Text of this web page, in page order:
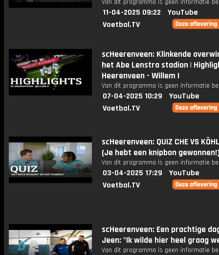
Van dit programma is geen informatie
11-04-2025 09:22
YouTube
Voetbal.TV
scHeerenveen: Klinkende
het Abe Lenstra stadion |
Heerenveen - Willem I
Van dit programma is geen informatie
07-04-2025 10:29
YouTube
Voetbal.TV
scHeerenveen: QUIZ CHE VS
(Je hebt een knipbon
Van dit programma is geen informatie
03-04-2025 17:29
YouTube
Voetbal.TV
scHeerenveen: Een prachtige
Jeen: "Ik wilde hier heel graag
Van dit programma is geen informatie